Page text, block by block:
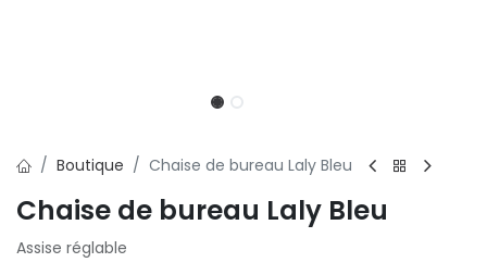
Boutique Chaise de bureau Laly Bleu
Chaise de bureau Laly Bleu
Assise réglable